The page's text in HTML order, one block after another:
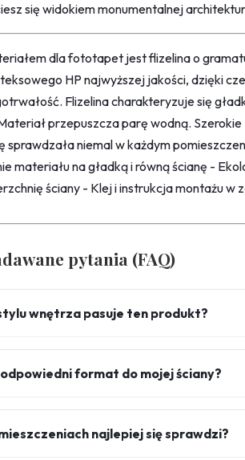
się widokiem monumentalnej
dla fototapet jest flizelina o
HP najwyższej jakości, dzięki
Flizelina charakteryzuje się
przepuszcza parę wodną.
sprawdzała niemal w każdym
materiału na gładką i równą ścianę -
ściany - Klej i instrukcja montażu w
pytania (FAQ)
wnętrza pasuje ten produkt?
format do mojej ściany?
najlepiej się sprawdzi?